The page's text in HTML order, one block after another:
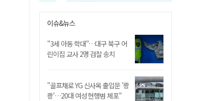
이슈&뉴스
"3세 아동 학대"…대구 북구 어
린이집 교사 2명 검찰 송치
"골프채로 YG 신사옥 출입문 '쾅
쾅'…20대 여성 현행범 체포"